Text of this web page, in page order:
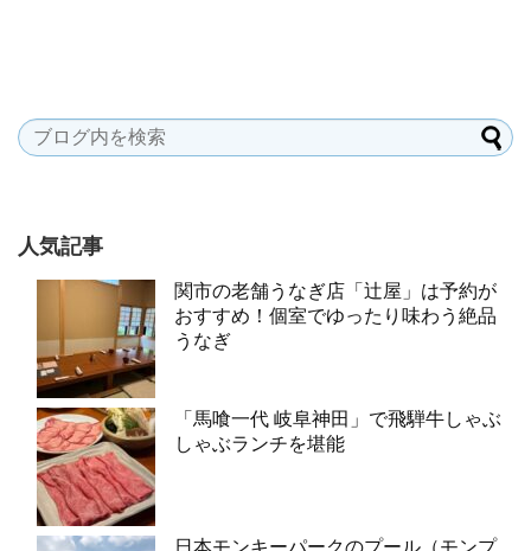
人気記事
関市の老舗うなぎ店「辻屋」は予約が
おすすめ！個室でゆったり味わう絶品
うなぎ
「馬喰一代 岐阜神田」で飛騨牛しゃぶ
しゃぶランチを堪能
日本モンキーパークのプール（モンプ